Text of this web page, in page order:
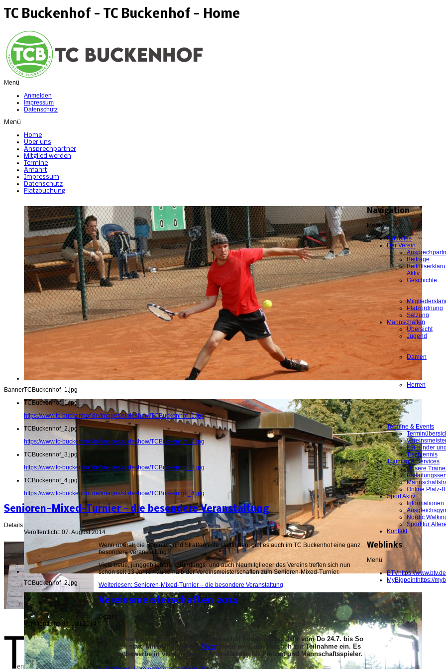
TC Buckenhof - TC Buckenhof - Home
Menü
Anmelden
Impressum
Datenschutz
Menü
Home
Über uns
Ansprechpartner
Mitglied werden
Termine
Anfahrt
Impressum
Datenschutz
Platzbuchung
TCBuckenhof_1.jpg
TCBuckenhof_2.jpg
Banner
TCBuckenhof_1.jpg
https://www.tc-buckenhof.de/images/slideshow/TCBuckenhof_1.jpg
TCBuckenhof_2.jpg
https://www.tc-buckenhof.de/images/slideshow/TCBuckenhof_2.jpg
TCBuckenhof_3.jpg
https://www.tc-buckenhof.de/images/slideshow/TCBuckenhof_3.jpg
TCBuckenhof_4.jpg
https://www.tc-buckenhof.de/images/slideshow/TCBuckenhof_4.jpg
Senioren-Mixed-Turnier – die besondere Veranstaltung
Details
Veröffentlicht: 07. August 2014
Wenn überall die Sommer- und Straßenfeste stattfinden, gibt es auch im TC Buckenhof eine ganz
besondere Veranstaltung.
Viele treue, junggebliebene Gründungs- und auch Neumitglieder des Vereins treffen sich nun
schon seit 13 Jahren außerhalb der Vereinsmeisterschaften zum Senioren-Mixed-Turnier.
Weiterlesen: Senioren-Mixed-Turnier – die besondere Veranstaltung
Vereinsmeisterschaften 2014
Details
Veröffentlicht: 05. Juli 2014
Die Vereinsmeisterschaften des TC Buckenhof finden dieses Jahr vom Do 24.7. bis So
27.7.2014 statt. Mit beiliegendem Flyer laden wir Euch herzlich zur Teilnahme ein. Es
gibt Wettbewerbe in verschiedenen Altersklassen für Freizeit und Mannschaftsspieler.
Navigation
Menü
Aktuelles
Der Verein
Beiträge
Aktiv
Geschichte
Platzordnung
Satzung
Mannschaften
Übersicht
Jugend
Damen
Herren
Termine & Events
Für Kinder
Tischtennis
Training & Services
Unsere
Online Platz-
Sport Aktiv
Informationen
Nordic
Sport für Ältere
Kontakt
Weblinks
Menü
BTVhttps://
MyBigpointhttps://